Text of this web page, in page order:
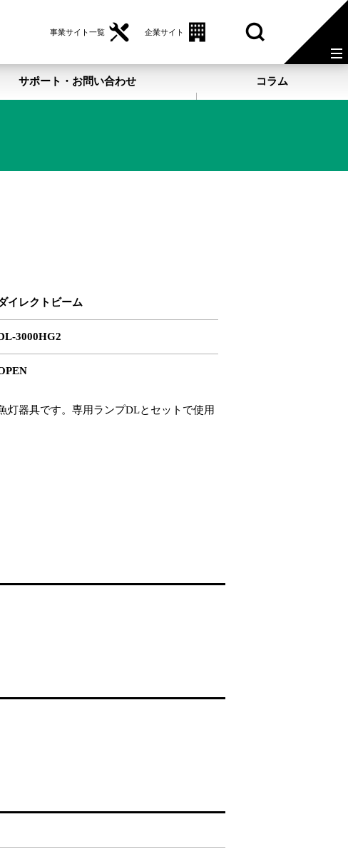
事業サイト一覧 企業サイト
サポート・お問い合わせ コラム
イレクトビーム
3000HG2
灯器具です。専用ランプDLとセットで使用